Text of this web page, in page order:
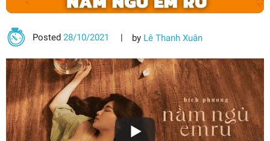
Posted28/10/2021 by Lê Thanh Xuân